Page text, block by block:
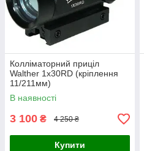
Колліматорний приціл
Walther 1x30RD (кріплення
11/211мм)
В наявності
3 100 ₴ 4 250 ₴
Купити